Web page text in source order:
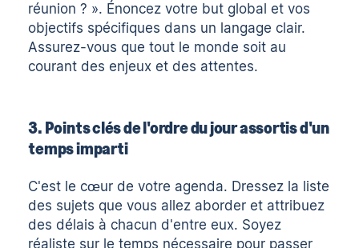
réunion ? ». Énoncez votre but global et vos
objectifs spécifiques dans un langage clair.
Assurez-vous que tout le monde soit au
courant des enjeux et des attentes.
3. Points clés de l'ordre du jour assortis d'un
temps imparti
C'est le cœur de votre agenda. Dressez la liste
des sujets que vous allez aborder et attribuez
des délais à chacun d'entre eux. Soyez
réaliste sur le temps nécessaire pour passer